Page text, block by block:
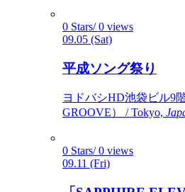
0 Stars/ 0 views
09.05 (Sat)
平成ソング祭り
ヨドバシHD池袋ビル9
GROOVE） / Tokyo,
0 Stars/ 0 views
09.11 (Fri)